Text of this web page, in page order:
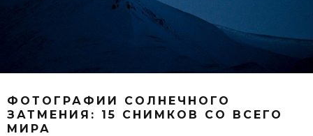
ФОТОГРАФИИ СОЛНЕЧНОГО
ЗАТМЕНИЯ: 15 СНИМКОВ СО ВСЕГО
МИРА